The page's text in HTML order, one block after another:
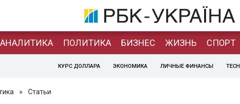
АНАЛИТИКА ПОЛИТИКА БИЗНЕС ЖИЗНЬ СПОРТ
КУРС ДОЛЛАРА ЭКОНОМИКА ЛИЧНЫЕ ФИНАНСЫ TECH
» Статьи